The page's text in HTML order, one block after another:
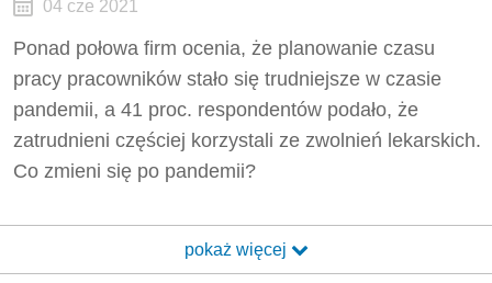
04 cze 2021
Ponad połowa firm ocenia, że planowanie czasu
pracy pracowników stało się trudniejsze w czasie
pandemii, a 41 proc. respondentów podało, że
zatrudnieni częściej korzystali ze zwolnień lekarskich.
Co zmieni się po pandemii?
pokaż więcej